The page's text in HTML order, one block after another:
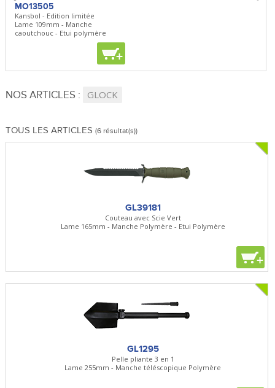
MO13505
Kansbol - Edition limitée
Lame 109mm - Manche
caoutchouc - Etui polymère
+
NOS ARTICLES : GLOCK
TOUS LES ARTICLES (6 résultat(s))
GL39181
Couteau avec Scie Vert
Lame 165mm - Manche Polymère - Etui Polymère
+
GL1295
Pelle pliante 3 en 1
Lame 255mm - Manche téléscopique Polymère